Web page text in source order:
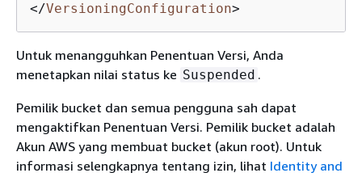
</VersioningConfiguration>
Untuk menangguhkan Penentuan Versi, Anda
menetapkan nilai status ke Suspended .
Pemilik bucket dan semua pengguna sah dapat
mengaktifkan Penentuan Versi. Pemilik bucket adalah
Akun AWS yang membuat bucket (akun root). Untuk
informasi selengkapnya tentang izin, lihat Identity and